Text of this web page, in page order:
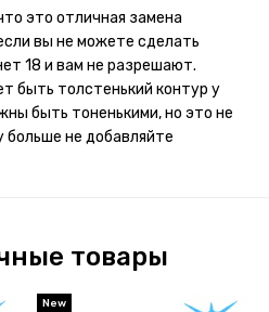
сделала фризби дог и он
ещё держится!! ну а 4 звезды
много переводных
это отличная замена
вы не можете сделать
18 и вам не разрешают.
быть толстенький контур у
быть тоненькими, но это не
больше не добавляйте
товары
New